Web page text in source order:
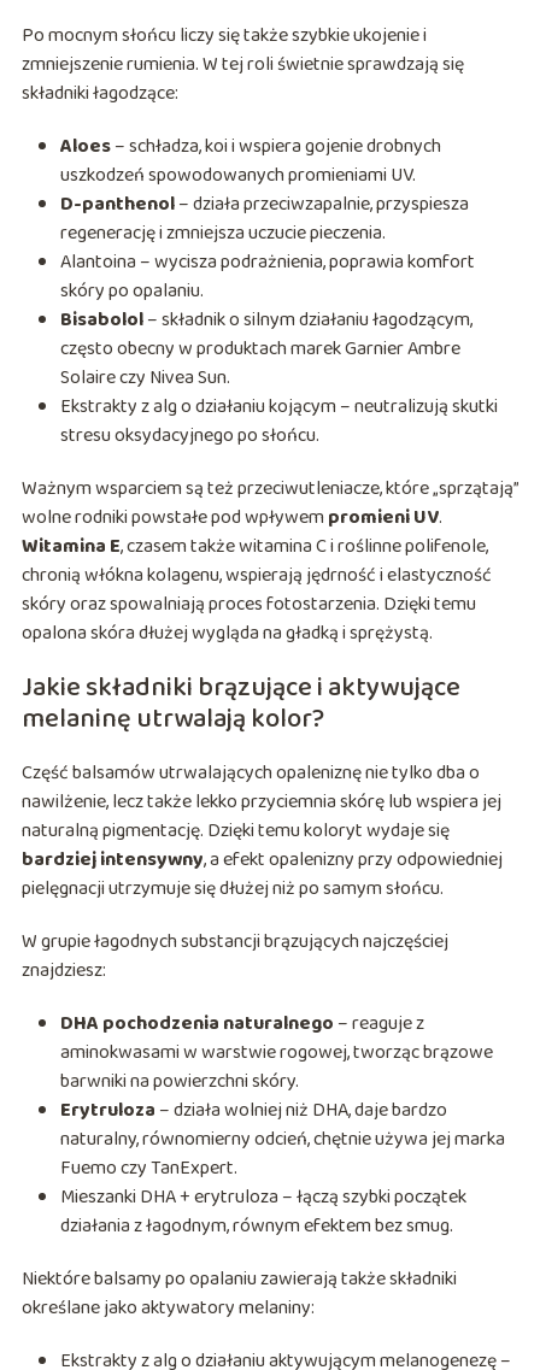
Po mocnym słońcu liczy się także szybkie ukojenie i
zmniejszenie rumienia. W tej roli świetnie sprawdzają się
składniki łagodzące:
Aloes– schładza, koi i wspiera gojenie drobnych
uszkodzeń spowodowanych promieniami UV.
D-panthenol– działa przeciwzapalnie, przyspiesza
regenerację i zmniejsza uczucie pieczenia.
Alantoina – wycisza podrażnienia, poprawia komfort
skóry po opalaniu.
Bisabolol– składnik o silnym działaniu łagodzącym,
często obecny w produktach marek Garnier Ambre
Solaire czy Nivea Sun.
Ekstrakty z alg o działaniu kojącym – neutralizują skutki
stresu oksydacyjnego po słońcu.
Ważnym wsparciem są też przeciwutleniacze, które „sprzątają”
wolne rodniki powstałe pod wpływempromieni UV.
Witamina E, czasem także witamina C i roślinne polifenole,
chronią włókna kolagenu, wspierają jędrność i elastyczność
skóry oraz spowalniają proces fotostarzenia. Dzięki temu
opalona skóra dłużej wygląda na gładką i sprężystą.
Jakie składniki brązujące i aktywujące
melaninę utrwalają kolor?
Część balsamów utrwalających opaleniznę nie tylko dba o
nawilżenie, lecz także lekko przyciemnia skórę lub wspiera jej
naturalną pigmentację. Dzięki temu koloryt wydaje się
bardziej intensywny, a efekt opalenizny przy odpowiedniej
pielęgnacji utrzymuje się dłużej niż po samym słońcu.
W grupie łagodnych substancji brązujących najczęściej
znajdziesz:
DHA pochodzenia naturalnego – reaguje z
aminokwasami w warstwie rogowej, tworząc brązowe
barwniki na powierzchni skóry.
Erytruloza – działa wolniej niż DHA, daje bardzo
naturalny, równomierny odcień, chętnie używa jej marka
Fuemo czy TanExpert.
Mieszanki DHA + erytruloza – łączą szybki początek
działania z łagodnym, równym efektem bez smug.
Niektóre balsamy po opalaniu zawierają także składniki
określane jako aktywatory melaniny:
Ekstrakty z alg o działaniu aktywującym melanogenezę –